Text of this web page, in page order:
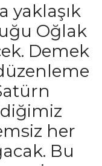
yaklaşık
Oğlak
Demek
her
Bu